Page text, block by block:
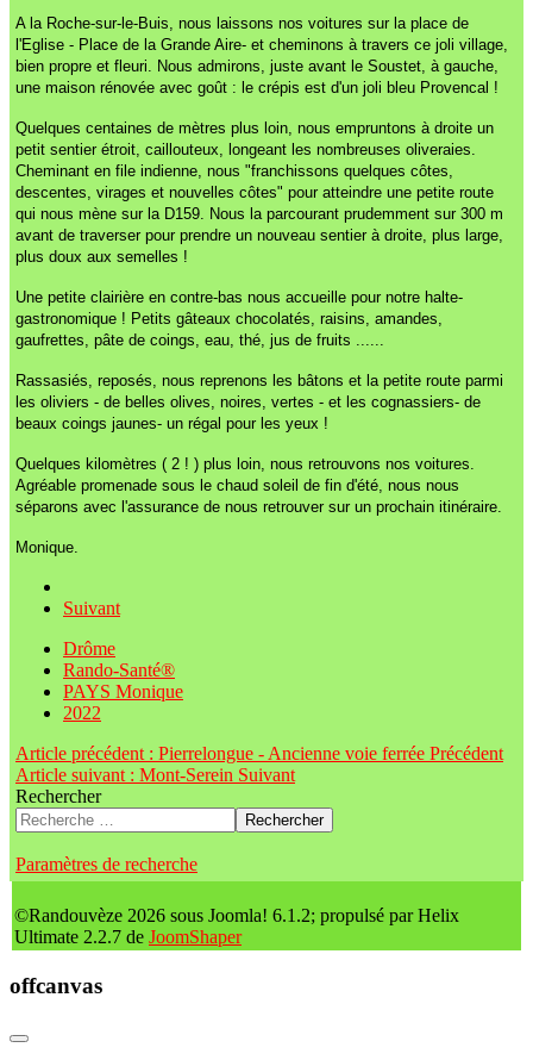
A la Roche-sur-le-Buis, nous laissons nos voitures sur la place de
l'Eglise - Place de la Grande Aire- et cheminons à travers ce joli village,
bien propre et fleuri. Nous admirons, juste avant le Soustet, à gauche,
une maison rénovée avec goût : le crépis est d'un joli bleu Provencal !
Quelques centaines de mètres plus loin, nous empruntons à droite un
petit sentier étroit, caillouteux, longeant les nombreuses oliveraies.
Cheminant en file indienne, nous "franchissons quelques côtes,
descentes, virages et nouvelles côtes" pour atteindre une petite route
qui nous mène sur la D159. Nous la parcourant prudemment sur 300 m
avant de traverser pour prendre un nouveau sentier à droite, plus large,
plus doux aux semelles !
Une petite clairière en contre-bas nous accueille pour notre halte-
gastronomique ! Petits gâteaux chocolatés, raisins, amandes,
gaufrettes, pâte de coings, eau, thé, jus de fruits ......
Rassasiés, reposés, nous reprenons les bâtons et la petite route parmi
les oliviers - de belles olives, noires, vertes - et les cognassiers- de
beaux coings jaunes- un régal pour les yeux !
Quelques kilomètres ( 2 ! ) plus loin, nous retrouvons nos voitures.
Agréable promenade sous le chaud soleil de fin d'été, nous nous
séparons avec l'assurance de nous retrouver sur un prochain itinéraire.
Monique.
Suivant
Drôme
Rando-Santé®
PAYS Monique
2022
Article précédent : Pierrelongue - Ancienne voie ferrée Précédent
Article suivant : Mont-Serein Suivant
Rechercher
Rechercher
Paramètres de recherche
©Randouvèze 2026 sous Joomla! 6.1.2; propulsé par Helix
Ultimate 2.2.7 de JoomShaper
offcanvas